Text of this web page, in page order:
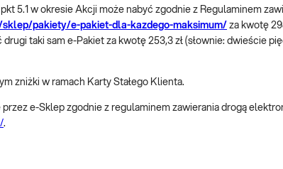
5.1 w okresie Akcji może nabyć zgodnie z Regulaminem
pakiety/e-pakiet-dla-kazdego-maksimum/ za kwotę
taki sam e-Pakiet za kwotę 253,3 zł (słownie: dwieście
zniżki w ramach Karty Stałego Klienta.
e-Sklep zgodnie z regulaminem zawierania drogą
.